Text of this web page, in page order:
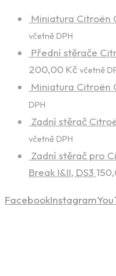
Miniatura Citroën
včetně DPH
Přední stěrače
200,00 Kč včetně
Miniatura Citroën
DPH
Zadní stěrač
včetně DPH
Zadní stěrač pro
Break I&II, DS3
FacebookInstagram